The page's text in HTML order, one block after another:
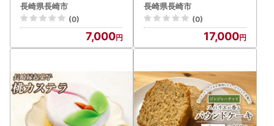
てら0.5号 カステラ デザ
ート スイーツ 琴海堂
長崎県長崎市
(0)
7,000
ギフト 3種セット ( チョコ
レンガ レーズンサンド ス
イートポテト )
長崎県長崎市
(0)
17,000